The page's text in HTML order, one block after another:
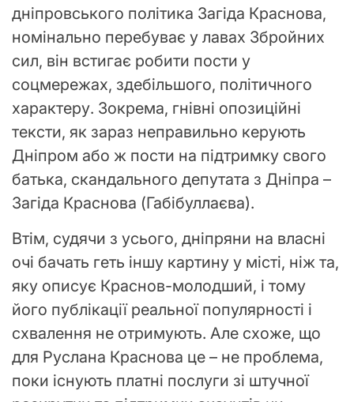
дніпровського політика Загіда Краснова,
номінально перебуває у лавах Збройних
сил, він встигає робити пости у
соцмережах, здебільшого, політичного
характеру. Зокрема, гнівні опозиційні
тексти, як зараз неправильно керують
Дніпром або ж пости на підтримку свого
батька, скандального депутата з Дніпра –
Загіда Краснова (Габібуллаєва).
Втім, судячи з усього, дніпряни на власні
очі бачать геть іншу картину у місті, ніж та,
яку описує Краснов-молодший, і тому
його публікації реальної популярності і
схвалення не отримують. Але схоже, що
для Руслана Краснова це – не проблема,
поки існують платні послуги зі штучної